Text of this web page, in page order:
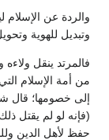
والردة عن
وتبديل للهوية
فالمرتد ينقل
من أمة الإسلام
إلى خصومها؛ قال
(فإنه لو لم يقتل
حفظ لأهل الدين